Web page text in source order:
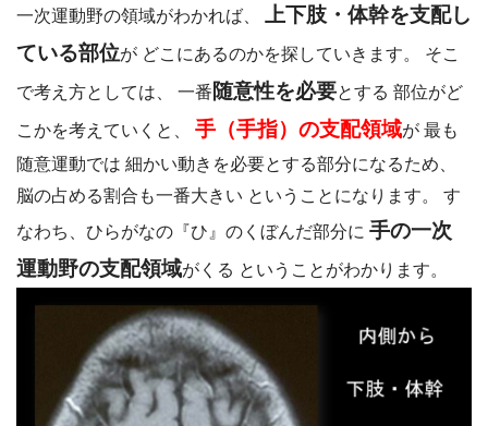
一次運動野の領域がわかれば、 上下肢・体幹を支配し
ている部位が どこにあるのかを探していきます。 そこ
で考え方としては、 一番 随意性を必要とする 部位がど
こかを考えていくと、 手（手指）の支配領域が 最も
随意運動では 細かい動きを必要とする部分になるため、
脳の占める割合も一番大きい ということになります。
す
なわち、ひらがなの『ひ』のくぼんだ部分に 手の一次
運動野の支配領域がくる ということがわかります。